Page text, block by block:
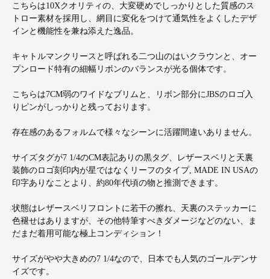
こちらは10Xクオリティの、大変硬めでしっかりとした質感のス
トロー素材を採用し、網目に変化をつけて通気性をよくしたデザ
インと機能性を兼ね添えた逸品。
キャトルマンクリースと呼ばれる二つ山のはいクラウンと、オー
プンロード特有の細幅リボンのバランスが光る個体です。
こちらは7CM弱のワイドなブリムと、リボン部分にJBSのロゴ入
りピンがしっかりと残っております。
存在感のあるフォルムで様々なシーンに活躍間違いありません。
サイズタグが7 1/4のCM表記ありの黒タグ、レザースベリと天裏
装飾のロゴ刻印内が星ではなくリーフのタイプ, MADE IN USAの
印字ありなことより、約80年代頃の物と推測できます。
状態はレザースベリフロントに若干の擦れ、天裏のステッカーに
色褪せはありますが、その他特筆すべきダメージなどのない、ま
だまだ着用可能な極上コンディション！
サイズがやや大きめの7 1/4なので、日本でも人気のゴールデンサ
イズです。